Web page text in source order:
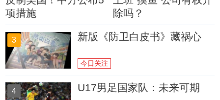
项措施
除吗？
3 新版《防卫白皮书》藏祸心
今日关注
4 U17男足国家队：未来可期